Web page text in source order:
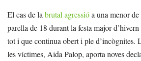
El cas de la brutal agressióa una menor
parella de 18 durant la festa major
tot i que continua obert i ple d’incògnites.
les víctimes, Aida Palop, aporta noves